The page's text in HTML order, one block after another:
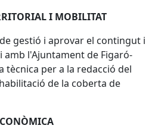
I MOBILITAT
gestió i aprovar el contingut i
amb l'Ajuntament de Figaró-
tècnica per a la redacció del
de la coberta de